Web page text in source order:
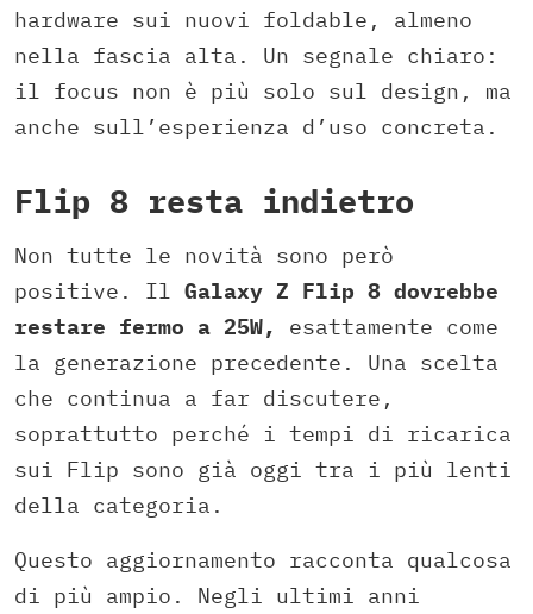
hardware sui nuovi foldable, almeno
nella fascia alta. Un segnale chiaro:
il focus non è più solo sul design, ma
anche sull’esperienza d’uso concreta.
Flip 8 resta indietro
Non tutte le novità sono però
positive. Il Galaxy Z Flip 8 dovrebbe
restare fermo a 25W,
esattamente come
la generazione precedente. Una scelta
che continua a far discutere,
soprattutto perché i tempi di ricarica
sui Flip sono già oggi tra i più lenti
della categoria.
Questo aggiornamento racconta qualcosa
di più ampio. Negli ultimi anni